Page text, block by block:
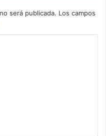
será publicada. Los campos